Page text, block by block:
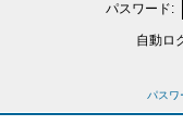
パスワード:
自動ロ
パスワ